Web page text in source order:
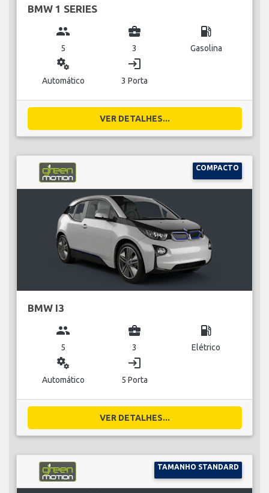
BMW 1 SERIES
group
5
business_center
3
local_gas_station
Gasolina
miscellaneous_services
Automático
login
3 Porta
VER DETALHES...
COMPACTO
BMW I3
group
5
business_center
3
local_gas_station
Elétrico
miscellaneous_services
Automático
login
5 Porta
VER DETALHES...
TAMANHO STANDARD